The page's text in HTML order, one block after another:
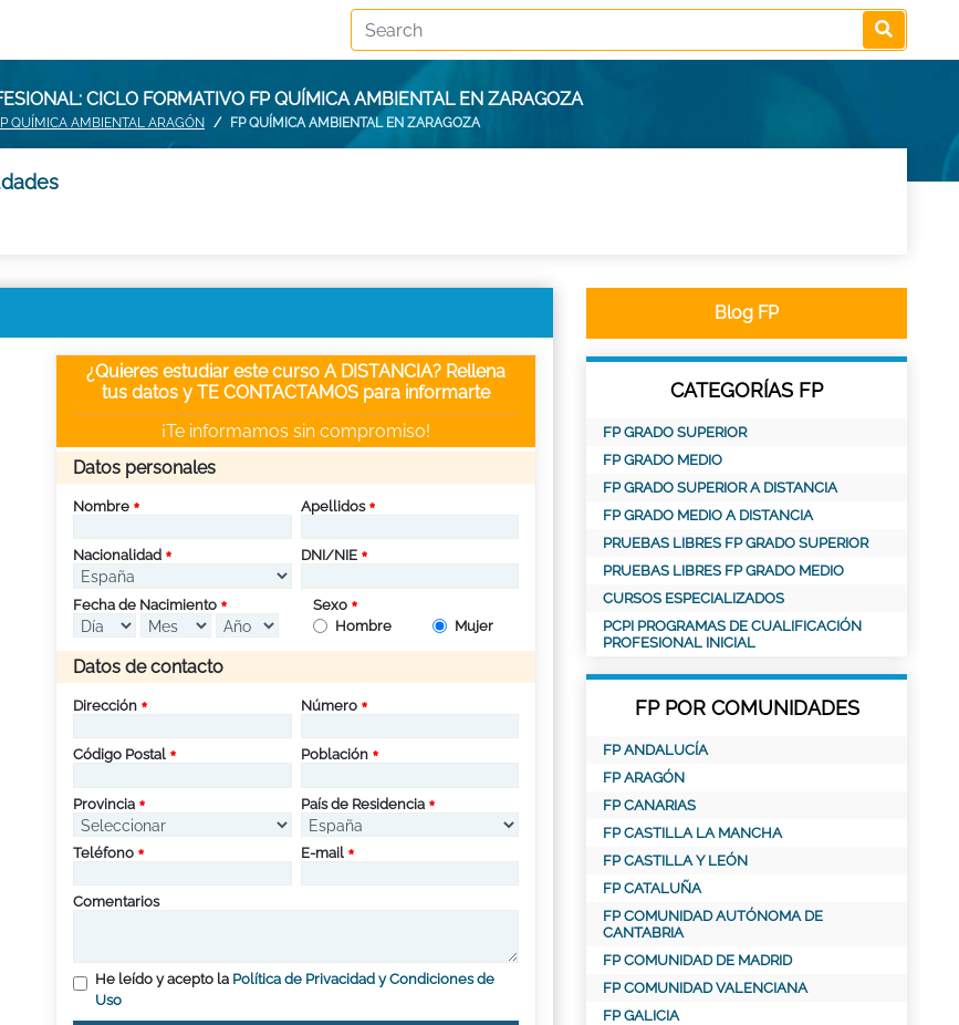
CICLO FORMATIVO FP QUÍMICA AMBIENTAL EN ZARAGOZA
QUÍMICA AMBIENTAL ARAGÓN FP QUÍMICA AMBIENTAL EN ZARAGOZA
¿Quieres estudiar este curso A DISTANCIA? Rellena
tus datos y TE CONTACTAMOS para informarte
¡Te informamos sin compromiso!
Datos personales
Nombre Apellidos
Nacionalidad DNI/NIE
Fecha de Nacimiento
Sexo
Hombre
Mujer
Datos de contacto
Dirección Número
Código Postal Población
Provincia País de Residencia
Teléfono E-mail
Comentarios
He leído y acepto la Política de Privacidad y Condiciones de
Uso
Blog FP
CATEGORÍAS FP
FP GRADO SUPERIOR
FP GRADO MEDIO
FP GRADO SUPERIOR A DISTANCIA
FP GRADO MEDIO A DISTANCIA
PRUEBAS LIBRES FP GRADO SUPERIOR
PRUEBAS LIBRES FP GRADO MEDIO
CURSOS ESPECIALIZADOS
PCPI PROGRAMAS DE CUALIFICACIÓN
PROFESIONAL INICIAL
FP POR COMUNIDADES
FP ANDALUCÍA
FP ARAGÓN
FP CANARIAS
FP CASTILLA LA MANCHA
FP CASTILLA Y LEÓN
FP CATALUÑA
FP COMUNIDAD AUTÓNOMA DE
CANTABRIA
FP COMUNIDAD DE MADRID
FP COMUNIDAD VALENCIANA
FP GALICIA